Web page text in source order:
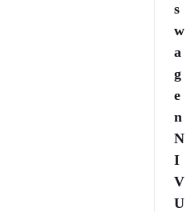
S
W
A
G
E
N
N
I
V
U